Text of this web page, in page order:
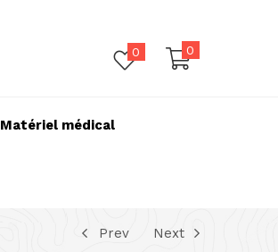
0 0
Matériel médical
Prev Next